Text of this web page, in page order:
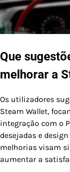
Que
melhorar a
Os utilizadores
Steam Wallet,
integração com o
desejadas e
melhorias visam
aumentar a